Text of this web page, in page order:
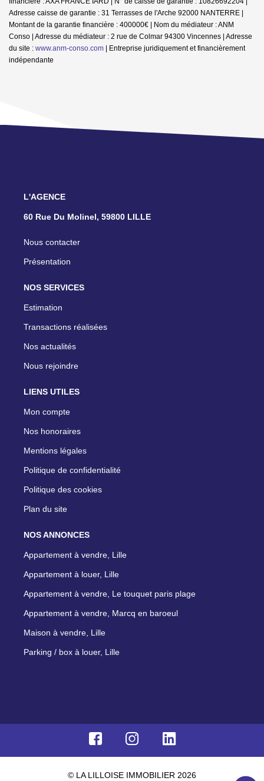
Adresse caisse de garantie : 31 Terrasses de l'Arche 92000 NANTERRE |
Montant de la garantie financière : 400000€ | Nom du médiateur : ANM
Conso | Adresse du médiateur : 2 rue de Colmar 94300 Vincennes | Adresse
du site : www.anm-conso.com | Entreprise juridiquement et financièrement
indépendante
L'AGENCE
60 Rue Du Molinel, 59800 LILLE
Nous contacter
Présentation
NOS SERVICES
Estimation
Transactions réalisées
Nos actualités
Nous rejoindre
LIENS UTILES
Mon compte
Nos honoraires
Mentions légales
Politique de confidentialité
Politique des cookies
Plan du site
NOS ANNONCES
Appartement à vendre, Lille
Appartement à louer, Lille
Appartement à vendre, Le touquet paris plage
Appartement à vendre, Marcq en baroeul
Maison à vendre, Lille
Parking / box à louer, Lille
© LA LILLOISE IMMOBILIER 2026